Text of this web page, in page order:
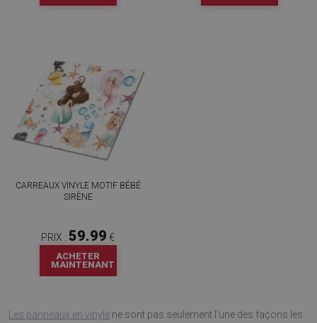
CARREAUX VINYLE MOTIF BÉBÉ
SIRÈNE
PRIX : 59.99 €
ACHETER
MAINTENANT
Les panneaux en vinyle ne sont pas seulement l'une des façons les